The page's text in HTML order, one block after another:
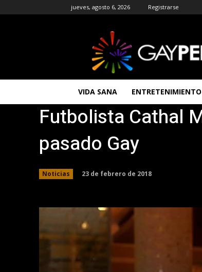
jueves, agosto 6, 2026 Registrarse
|
Noticias
|
Chat
VIDA SANA ENTRETENIMIENTO
Futbolista Cathal
pasado Gay
Noticias 23 de febrero de 2018